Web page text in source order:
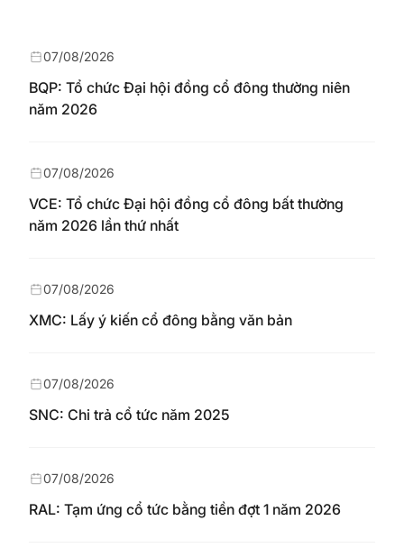
BQP: Tổ chức Đại hội đồng cổ đông thường niên
năm 2026
07/08/2026
VCE: Tổ chức Đại hội đồng cổ đông bất thường
năm 2026 lần thứ nhất
07/08/2026
XMC: Lấy ý kiến cổ đông bằng văn bản
07/08/2026
SNC: Chi trả cổ tức năm 2025
07/08/2026
RAL: Tạm ứng cổ tức bằng tiền đợt 1 năm 2026
07/08/2026